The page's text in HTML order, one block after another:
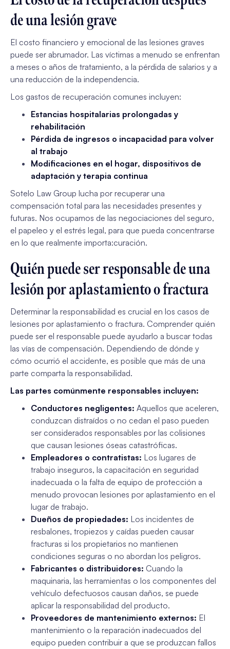
de una lesión grave
El costo financiero y emocional de las lesiones graves
puede ser abrumador. Las víctimas a menudo se enfrentan
a meses o años de tratamiento, a la pérdida de salarios y a
una reducción de la independencia.
Los gastos de recuperación comunes incluyen:
Estancias hospitalarias prolongadas y
rehabilitación
Pérdida de ingresos o incapacidad para volver
al trabajo
Modificaciones en el hogar, dispositivos de
adaptación y terapia continua
Sotelo Law Group lucha por recuperar una
compensación total para las necesidades presentes y
futuras. Nos ocupamos de las negociaciones del seguro,
el papeleo y el estrés legal, para que pueda concentrarse
en lo que realmente importa:curación.
Quién puede ser responsable de una
lesión por aplastamiento o fractura
Determinar la responsabilidad es crucial en los casos de
lesiones por aplastamiento o fractura. Comprender quién
puede ser el responsable puede ayudarlo a buscar todas
las vías de compensación. Dependiendo de dónde y
cómo ocurrió el accidente, es posible que más de una
parte comparta la responsabilidad.
Las partes comúnmente responsables incluyen:
Conductores negligentes: Aquellos que aceleren,
conduzcan distraídos o no cedan el paso pueden
ser considerados responsables por las colisiones
que causan lesiones óseas catastróficas.
Empleadores o contratistas: Los lugares de
trabajo inseguros, la capacitación en seguridad
inadecuada o la falta de equipo de protección a
menudo provocan lesiones por aplastamiento en el
lugar de trabajo.
Dueños de propiedades: Los incidentes de
resbalones, tropiezos y caídas pueden causar
fracturas si los propietarios no mantienen
condiciones seguras o no abordan los peligros.
Fabricantes o distribuidores: Cuando la
maquinaria, las herramientas o los componentes del
vehículo defectuosos causan daños, se puede
aplicar la responsabilidad del producto.
Proveedores de mantenimiento externos: El
mantenimiento o la reparación inadecuados del
equipo pueden contribuir a que se produzcan fallos